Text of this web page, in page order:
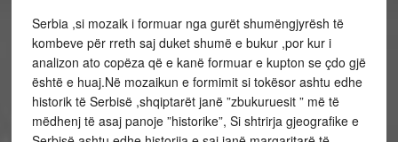
Serbia ,si mozaik i formuar nga gurët shumëngjyrësh të
kombeve për rreth saj duket shumë e bukur ,por kur i
analizon ato copëza që e kanë formuar e kupton se çdo gjë
është e huaj.Në mozaikun e formimit si tokësor ashtu edhe
historik të Serbisë ,shqiptarët janë ”zbukuruesit ” më të
mëdhenj të asaj panoje ”historike”, Si shtrirja gjeografike e